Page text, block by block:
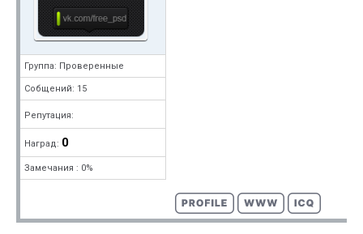
Группа: Проверенные
Собщений: 15
Репутация:
Наград: 0
Замечания : 0%